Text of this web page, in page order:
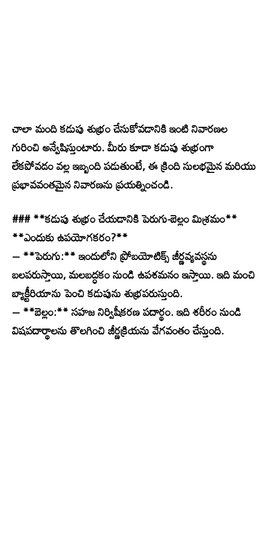
చాలా మంది కడుపు శుభ్రం చేసుకోవడానికి ఇంటి నివారణల
గురించి అన్వేషిస్తుంటారు. మీరు కూడా కడుపు శుభ్రంగా
లేకపోవడం వల్ల ఇబ్బంది పడుతుంటే, ఈ క్రింది సులభమైన మరియు
ప్రభావవంతమైన నివారణను ప్రయత్నించండి.
### **కడుపు శుభ్రం చేయడానికి పెరుగు-బెల్లం మిశ్రమం**
**ఎందుకు ఉపయోగకరం?**
– **పెరుగు:** ఇందులోని ప్రోబయోటిక్స్ జీర్ణవ్యవస్థను
బలపరుస్తాయి, మలబద్ధకం నుండి ఉపశమనం ఇస్తాయి. ఇది మంచి
బ్యాక్టీరియాను పెంచి కడుపును శుభ్రపరుస్తుంది.
– **బెల్లం:** సహజ నిర్విషీకరణ పదార్థం. ఇది శరీరం నుండి
విషపదార్థాలను తొలగించి జీర్ణక్రియను వేగవంతం చేస్తుంది.